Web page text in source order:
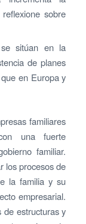
sobre
se sitúan en la
de planes
en Europa y
familiares
una fuerte
familiar.
los procesos de
la familia y su
empresarial.
de estructuras y